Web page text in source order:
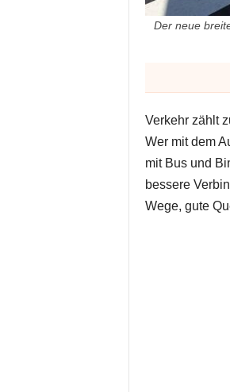
Der neue
Verkehr zählt
Wer mit dem
mit Bus und
bessere
Wege, gute